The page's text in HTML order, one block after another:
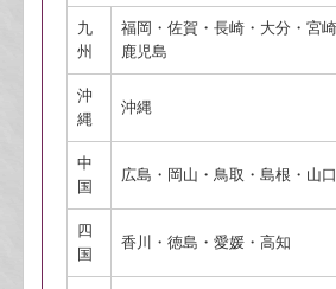
九
州
福岡・佐賀・長崎・大分・宮崎
鹿児島
沖
縄
沖縄
中
国
広島・岡山・鳥取・島根・山口
四
国
香川・徳島・愛媛・高知